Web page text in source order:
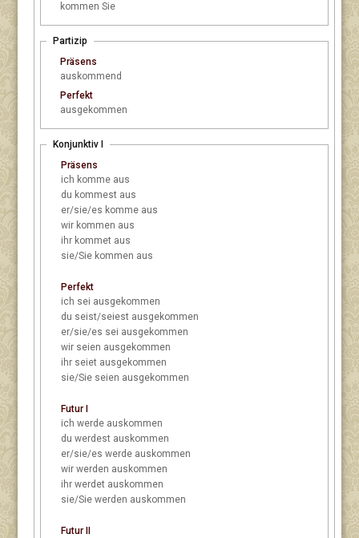
kommen Sie
Partizip
Präsens
auskommend
Perfekt
ausgekommen
Konjunktiv I
Präsens
ich komme aus
du kommest aus
er/sie/es komme aus
wir kommen aus
ihr kommet aus
sie/Sie kommen aus
Perfekt
ich sei ausgekommen
du seist/seiest ausgekommen
er/sie/es sei ausgekommen
wir seien ausgekommen
ihr seiet ausgekommen
sie/Sie seien ausgekommen
Futur I
ich werde auskommen
du werdest auskommen
er/sie/es werde auskommen
wir werden auskommen
ihr werdet auskommen
sie/Sie werden auskommen
Futur II